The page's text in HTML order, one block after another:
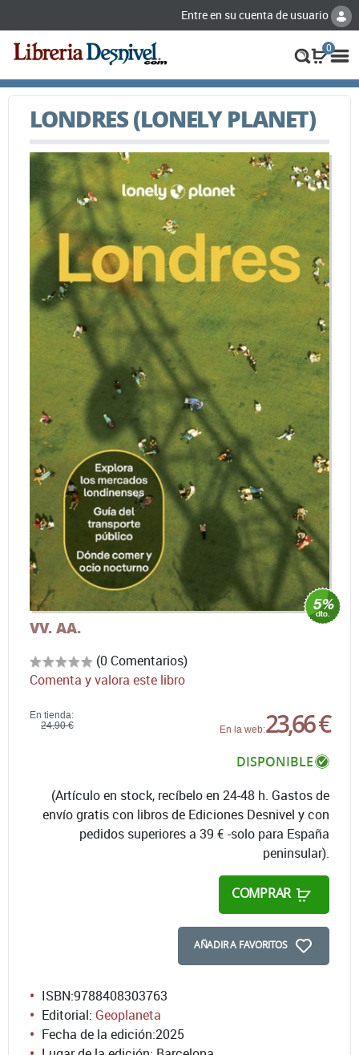
Entre en su cuenta de usuario
0
LONDRES (LONELY PLANET)
VV. AA.
(0 Comentarios)
Comenta y valora este libro
En tienda:
24,90 €
En la web:23,66 €
DISPONIBLE
(Artículo en stock, recíbelo en 24-48 h. Gastos de
envío gratis con libros de Ediciones Desnivel y con
pedidos superiores a 39 € -solo para España
peninsular).
COMPRAR
AÑADIR A FAVORITOS
ISBN:9788408303763
Editorial: Geoplaneta
Fecha de la edición:2025